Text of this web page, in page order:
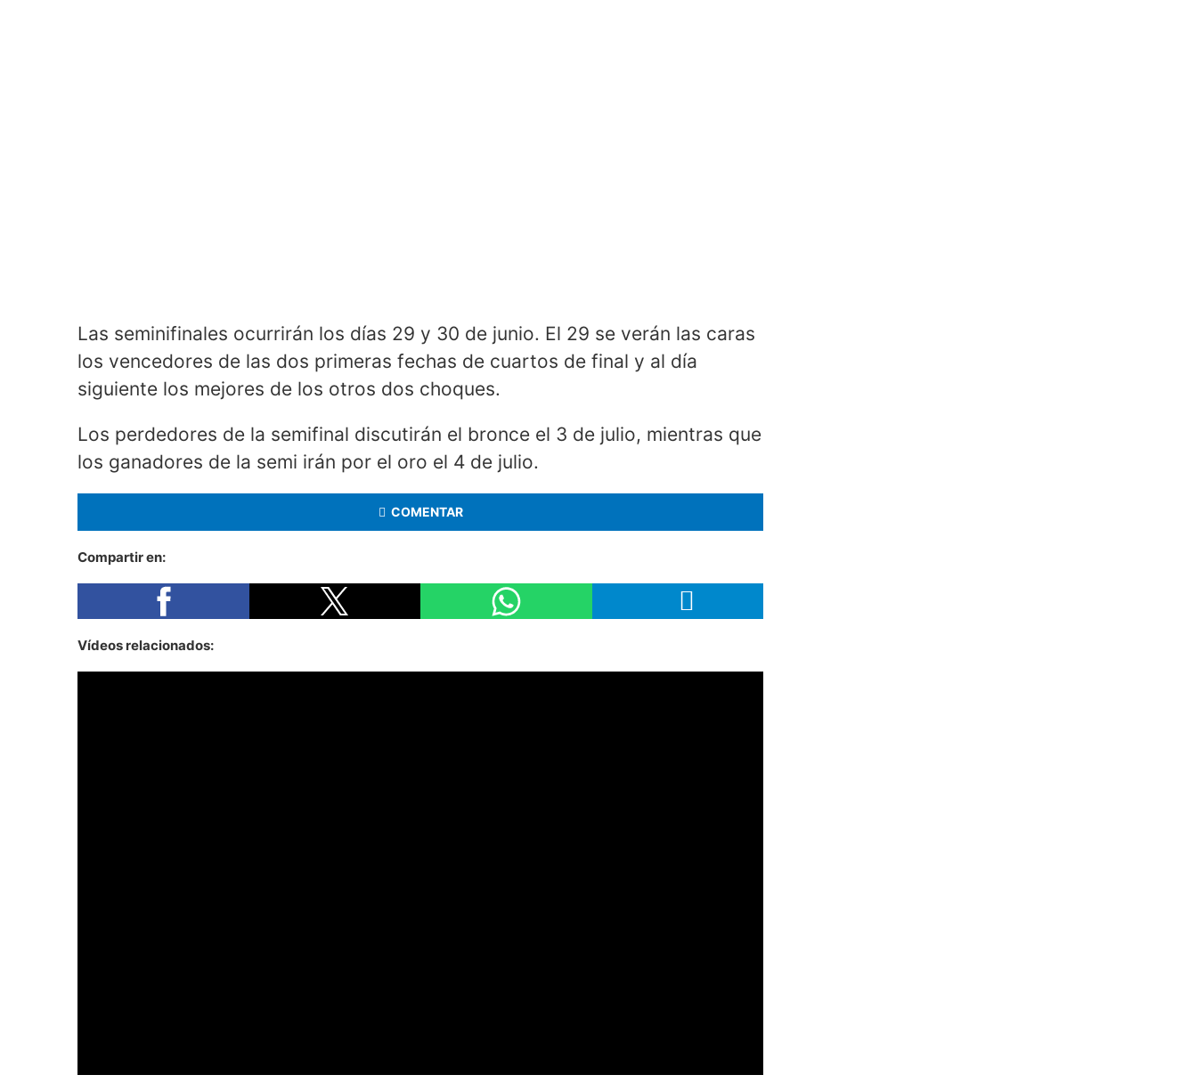
Las seminifinales ocurrirán los días 29 y 30 de junio. El 29 se verán las caras
los vencedores de las dos primeras fechas de cuartos de final y al día
siguiente los mejores de los otros dos choques.
Los perdedores de la semifinal discutirán el bronce el 3 de julio, mientras que
los ganadores de la semi irán por el oro el 4 de julio.
COMENTAR
Compartir en:
Vídeos relacionados: